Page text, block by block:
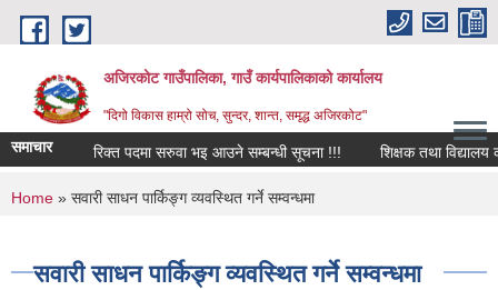
Skip to main content
अजिरकोट गाउँपालिका, गाउँ कार्यपालिकाको कार्यालय
"दिगो विकास हाम्रो सोच, सुन्दर, शान्त, समृद्ध अजिरकोट"
समाचार रिक्त पदमा सरुवा भइ आउने सम्बन्धी सूचना !!! शिक्षक तथा विद्यालय
You are here
Home » सवारी साधन पार्किङ्ग व्यवस्थित गर्ने सम्वन्धमा
सवारी साधन पार्किङ्ग व्यवस्थित गर्ने सम्वन्धमा